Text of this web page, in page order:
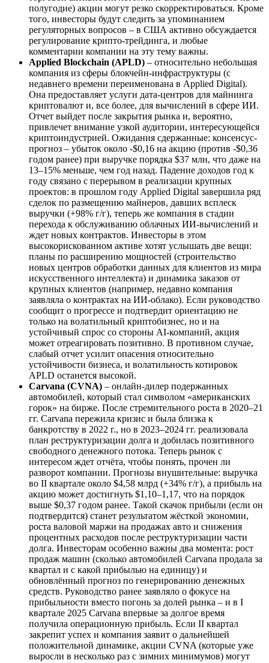
полугодие) акции могут резко скорректироваться. Кроме
того, инвесторы будут следить за упоминанием
регуляторных вопросов – в США активно обсуждается
регулирование крипто-трейдинга, и любые
комментарии компании на эту тему важны.
Applied Blockchain (APLD) – относительно небольшая
компания из сферы блокчейн-инфраструктуры (с
недавнего времени переименована в Applied Digital).
Она предоставляет услуги дата-центров для майнинга
криптовалют и, все более, для вычислений в сфере ИИ.
Отчет выйдет после закрытия рынка и, вероятно,
привлечет внимание узкой аудитории, интересующейся
криптоиндустрией. Ожидания сдержанные: консенсус-
прогноз – убыток около -$0,16 на акцию (против -$0,36
годом ранее) при выручке порядка $37 млн, что даже на
13–15% меньше, чем год назад. Падение доходов год к
году связано с перерывом в реализации крупных
проектов: в прошлом году Applied Digital завершила ряд
сделок по размещению майнеров, давших всплеск
выручки (+98% г/г), теперь же компания в стадии
перехода к обслуживанию облачных ИИ-вычислений и
ждет новых контрактов. Инвесторы в этом
высокорискованном активе хотят услышать две вещи:
планы по расширению мощностей (строительство
новых центров обработки данных для клиентов из мира
искусственного интеллекта) и динамика заказов от
крупных клиентов (например, недавно компания
заявляла о контрактах на ИИ-облако). Если руководство
сообщит о прогрессе и подтвердит ориентацию не
только на волатильный криптобизнес, но и на
устойчивый спрос со стороны AI-компаний, акция
может отреагировать позитивно. В противном случае,
слабый отчет усилит опасения относительно
устойчивости бизнеса, и волатильность котировок
APLD останется высокой.
Carvana (CVNA) – онлайн-дилер подержанных
автомобилей, который стал символом «американских
горок» на бирже. После стремительного роста в 2020–21
гг. Carvana пережила кризис и была близка к
банкротству в 2022 г., но в 2023–2024 гг. реализовала
план реструктуризации долга и добилась позитивного
свободного денежного потока. Теперь рынок с
интересом ждет отчёта, чтобы понять, прочен ли
разворот компании. Прогнозы внушительные: выручка
во II квартале около $4,58 млрд (+34% г/г), а прибыль на
акцию может достигнуть $1,10–1,17, что на порядок
выше $0,37 годом ранее. Такой скачок прибыли (если он
подтвердится) станет результатом жёсткой экономии,
роста валовой маржи на продажах авто и снижения
процентных расходов после реструктуризации части
долга. Инвесторам особенно важны два момента: рост
продаж машин (сколько автомобилей Carvana продала за
квартал и с какой прибылью на единицу) и
обновлённый прогноз по генерированию денежных
средств. Руководство ранее заявляло о фокусе на
прибыльности вместо погонь за долей рынка – и в I
квартале 2025 Carvana впервые за долгое время
получила операционную прибыль. Если II квартал
закрепит успех и компания заявит о дальнейшей
положительной динамике, акции CVNA (которые уже
выросли в несколько раз с зимних минимумов) могут